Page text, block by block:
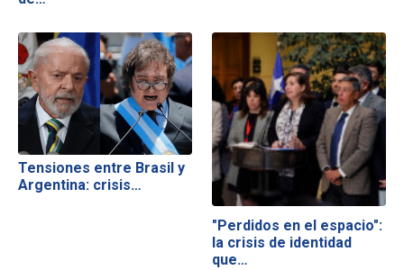
Tensiones entre Brasil y
Argentina: crisis…
"Perdidos en el espacio":
la crisis de identidad
que…